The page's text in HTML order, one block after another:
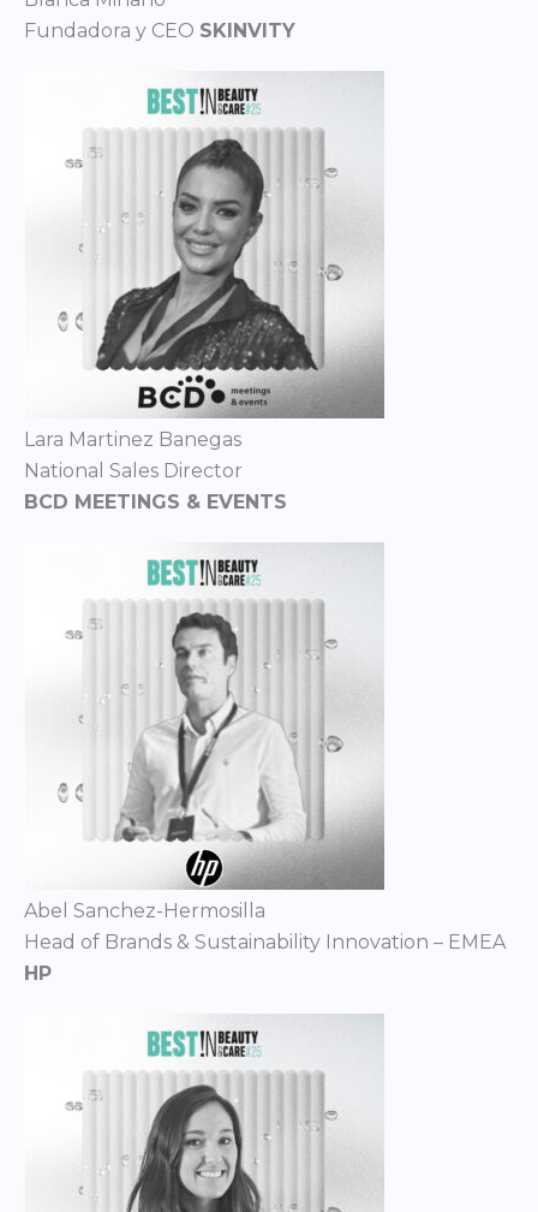
Fundadora y CEO SKINVITY
Lara Martinez Banegas
National Sales Director
BCD MEETINGS & EVENTS
Abel Sanchez-Hermosilla
Head of Brands & Sustainability Innovation – EMEA
HP